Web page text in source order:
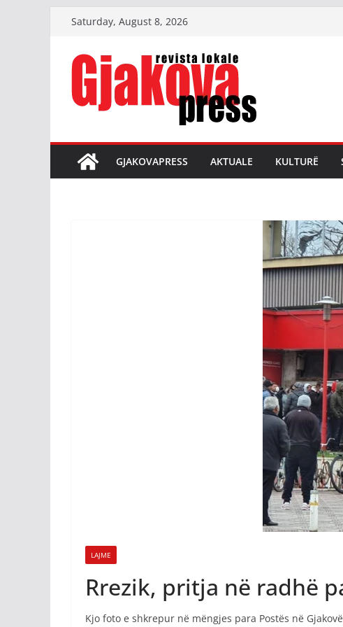
content
Saturday, August 8, 2026
GJAKOVAPRESS AKTUALE KULTURË
LAJME
Rrezik, pritja në radhë
Kjo foto e shkrepur në mëngjes para Postës në